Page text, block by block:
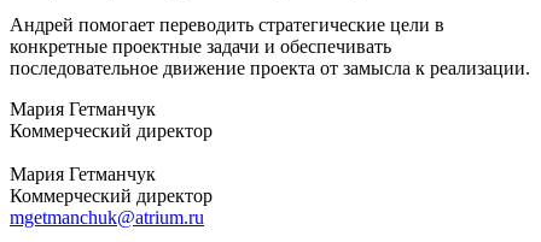
Андрей помогает переводить стратегические цели в
конкретные проектные задачи и обеспечивать
последовательное движение проекта от замысла к реализации.
Мария Гетманчук
Коммерческий директор
Мария Гетманчук
Коммерческий директор
mgetmanchuk@atrium.ru